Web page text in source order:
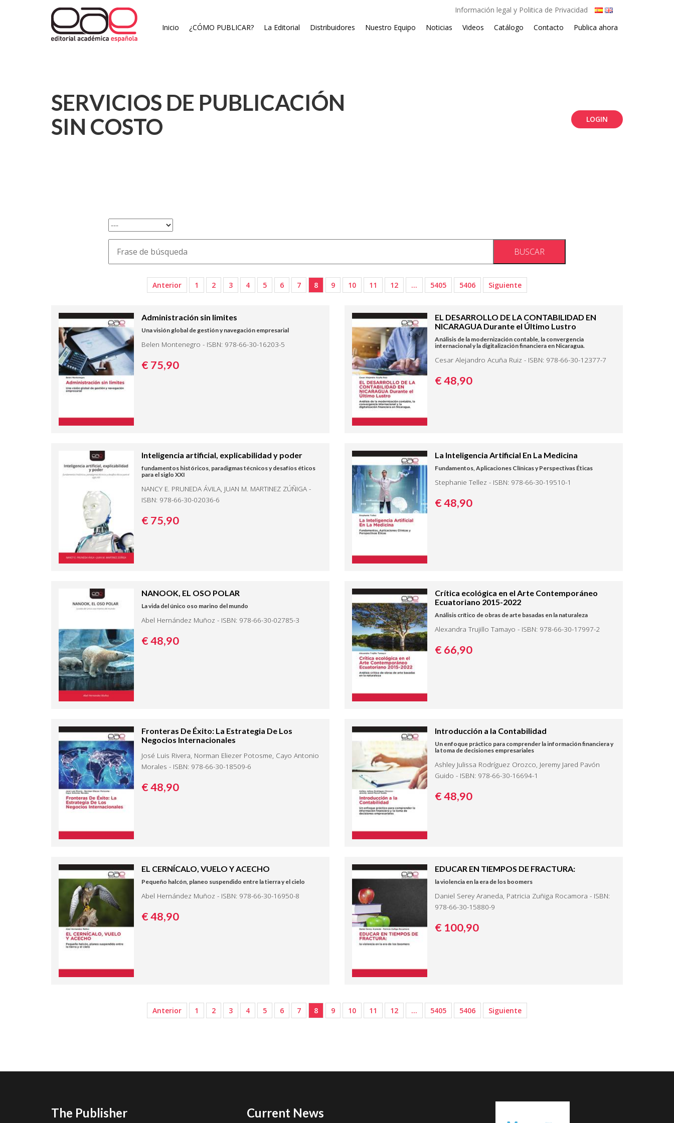
Información legal y Politica de Privacidad
Inicio
¿CÓMO PUBLICAR? La Editorial Distribuidores Nuestro Equipo Noticias Videos Catálogo Contacto Publica ahora
SERVICIOS DE PUBLICACIÓN
SIN COSTO
LOGIN
Anterior 1 2 3 4 5 6 7 8 9 10 11 12 … 5405 5406 Siguiente
Administración sin limites
Una visión global de gestión y navegación empresarial
Belen Montenegro - ISBN: 978-66-30-16203-5
€ 75,90
EL DESARROLLO DE LA CONTABILIDAD EN
NICARAGUA Durante el Último Lustro
Análisis de la modernización contable, la convergencia
internacional y la digitalización financiera en Nicaragua.
Cesar Alejandro Acuña Ruiz - ISBN: 978-66-30-12377-7
€ 48,90
Inteligencia artificial, explicabilidad y poder
fundamentos históricos, paradigmas técnicos y desafíos éticos
para el siglo XXI
NANCY E. PRUNEDA ÁVILA, JUAN M. MARTINEZ ZÚÑIGA -
ISBN: 978-66-30-02036-6
€ 75,90
La Inteligencia Artificial En La Medicina
Fundamentos, Aplicaciones Clínicas y Perspectivas Éticas
Stephanie Tellez - ISBN: 978-66-30-19510-1
€ 48,90
NANOOK, EL OSO POLAR
La vida del único oso marino del mundo
Abel Hernández Muñoz - ISBN: 978-66-30-02785-3
€ 48,90
Crítica ecológica en el Arte Contemporáneo
Ecuatoriano 2015-2022
Análisis crítico de obras de arte basadas en la naturaleza
Alexandra Trujillo Tamayo - ISBN: 978-66-30-17997-2
€ 66,90
Fronteras De Éxito: La Estrategia De Los
Negocios Internacionales
José Luis Rivera, Norman Eliezer Potosme, Cayo Antonio
Morales - ISBN: 978-66-30-18509-6
€ 48,90
Introducción a la Contabilidad
Un enfoque práctico para comprender la información financiera y
la toma de decisiones empresariales
Ashley Julissa Rodríguez Orozco, Jeremy Jared Pavón
Guido - ISBN: 978-66-30-16694-1
€ 48,90
EL CERNÍCALO, VUELO Y ACECHO
Pequeño halcón, planeo suspendido entre la tierra y el cielo
Abel Hernández Muñoz - ISBN: 978-66-30-16950-8
€ 48,90
EDUCAR EN TIEMPOS DE FRACTURA:
la violencia en la era de los boomers
Daniel Serey Araneda, Patricia Zuñiga Rocamora - ISBN:
978-66-30-15880-9
€ 100,90
Anterior 1 2 3 4 5 6 7 8 9 10 11 12 … 5405 5406 Siguiente
The Publisher Current News